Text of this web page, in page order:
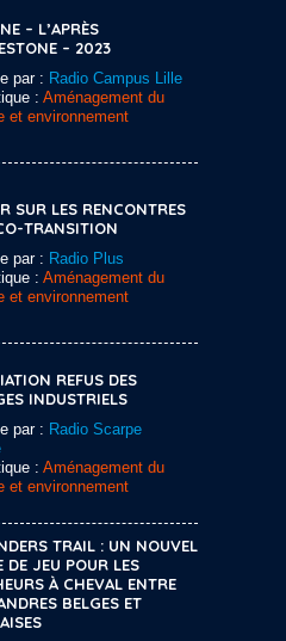
– L’APRÈS
– 2023
par : Radio Campus Lille
: Aménagement du
et environnement
SUR LES RENCONTRES
TRANSITION
par : Radio Plus
: Aménagement du
et environnement
REFUS DES
INDUSTRIELS
par : Radio Scarpe
: Aménagement du
et environnement
TRAIL : UN NOUVEL
DE JEU POUR LES
À CHEVAL ENTRE
BELGES ET